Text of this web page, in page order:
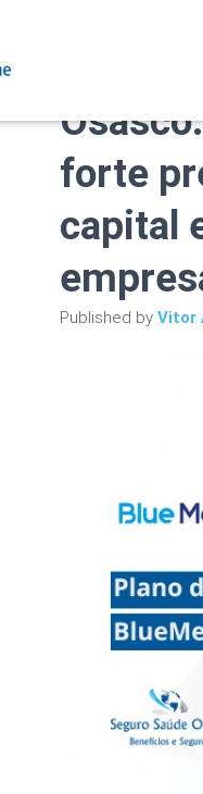
Plano
forte
capital
Published by Vitor